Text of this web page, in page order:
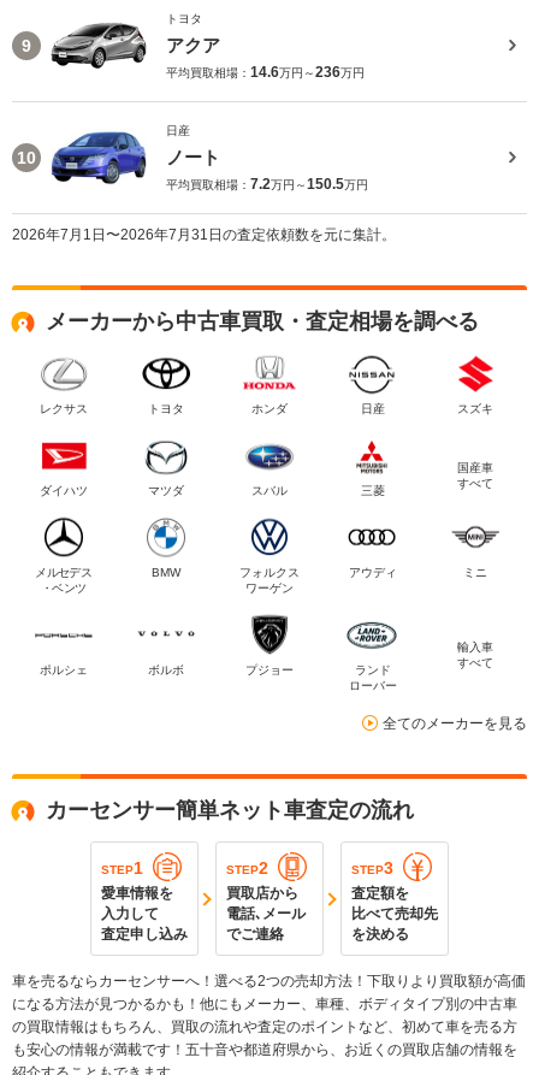
9
トヨタ
アクア
平均買取相場： 14.6万円～236万円
10
日産
ノート
平均買取相場： 7.2万円～150.5万円
2026年7月1日〜2026年7月31日の査定依頼数を元に集計。
メーカーから中古車買取・査定相場を調べる
レクサス トヨタ ホンダ 日産 スズキ
ダイハツ マツダ スバル 三菱
国産車
すべて
メルセデス
・ベンツ
BMW
フォルクス
ワーゲン
アウディ ミニ
ポルシェ ボルボ プジョー
ランド
ローバー
輸入車
すべて
全てのメーカーを見る
カーセンサー簡単ネット車査定の流れ
STEP1
愛車情報を
入力して
査定申し込み
STEP2
買取店から
電話､メール
でご連絡
STEP3
査定額を
比べて売却先
を決める
車を売るならカーセンサーへ！選べる2つの売却方法！下取りより買取額が高価
になる方法が見つかるかも！他にもメーカー、車種、ボディタイプ別の中古車
の買取情報はもちろん、買取の流れや査定のポイントなど、初めて車を売る方
も安心の情報が満載です！五十音や都道府県から、お近くの買取店舗の情報を